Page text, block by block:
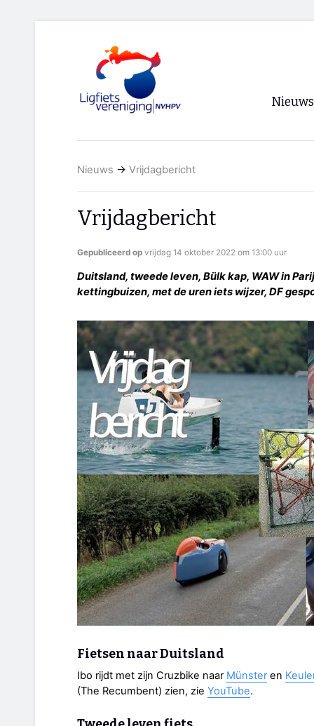
Nieuws
Nieuws → Vrijdagbericht
Vrijdagbericht
Gepubliceerd op vrijdag 14 oktober 2022 om 13:00 uur
Duitsland, tweede leven, Bülk kap, WAW in
kettingbuizen, met de uren iets wijzer, DF
Fietsen naar Duitsland
Ibo rijdt met zijn Cruzbike naar Münster en
(The Recumbent) zien, zie YouTube.